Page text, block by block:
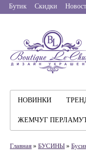
Бутик Скидки
НОВИНКИ
ЖЕМЧУГ
Главная » БУСИНЫ »